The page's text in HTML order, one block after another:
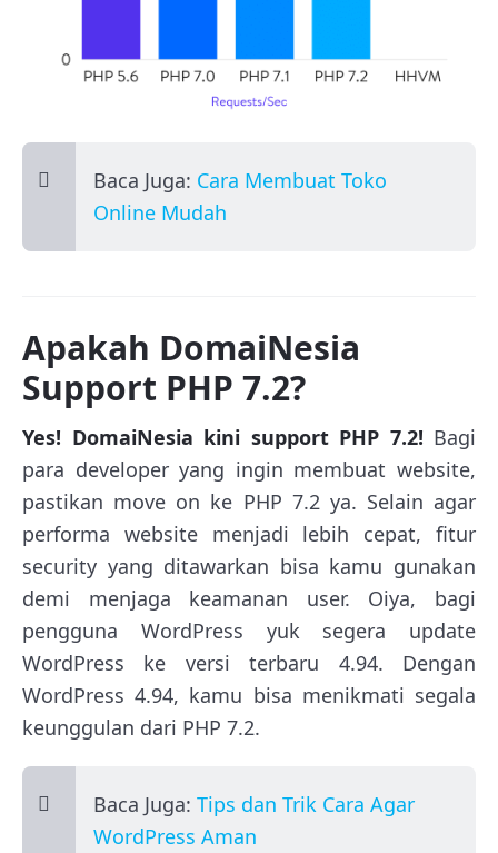
Baca Juga: Cara Membuat Toko
Online Mudah
Apakah DomaiNesia
Support PHP 7.2?
Yes! DomaiNesia kini support PHP 7.2! Bagi
para developer yang ingin membuat website,
pastikan move on ke PHP 7.2 ya. Selain agar
performa website menjadi lebih cepat, fitur
security yang ditawarkan bisa kamu gunakan
demi menjaga keamanan user. Oiya, bagi
pengguna WordPress yuk segera update
WordPress ke versi terbaru 4.94. Dengan
WordPress 4.94, kamu bisa menikmati segala
keunggulan dari PHP 7.2.
Baca Juga: Tips dan Trik Cara Agar
WordPress Aman